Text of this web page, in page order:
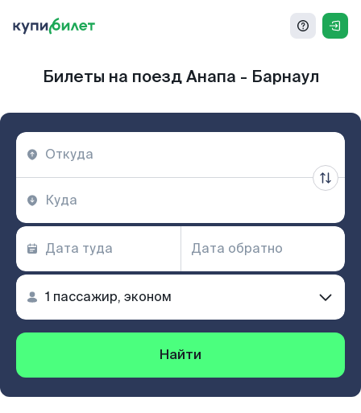
Билеты на поезд Анапа - Барнаул
Найти